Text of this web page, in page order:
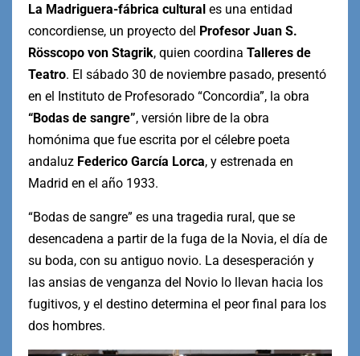
La Madriguera-fábrica cultural es una entidad
concordiense, un proyecto del Profesor Juan S.
Rösscopo von Stagrik, quien coordina Talleres de
Teatro. El sábado 30 de noviembre pasado, presentó
en el Instituto de Profesorado “Concordia”, la obra
“Bodas de sangre”, versión libre de la obra
homónima que fue escrita por el célebre poeta
andaluz Federico García Lorca, y estrenada en
Madrid en el año 1933.
“Bodas de sangre” es una tragedia rural, que se
desencadena a partir de la fuga de la Novia, el día de
su boda, con su antiguo novio. La desesperación y
las ansias de venganza del Novio lo llevan hacia los
fugitivos, y el destino determina el peor final para los
dos hombres.